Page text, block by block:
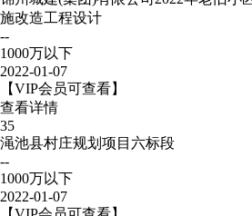
施改造工程设计
--
1000万以下
2022-01-07
【VIP会员可查看】
查看详情
35
渑池县村庄规划项目六标段
--
1000万以下
2022-01-07